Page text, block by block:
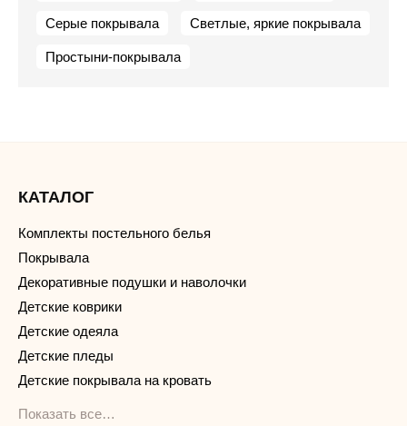
Серые покрывала Светлые, яркие покрывала
Простыни-покрывала
КАТАЛОГ
Комплекты постельного белья
Покрывала
Декоративные подушки и наволочки
Детские коврики
Детские одеяла
Детские пледы
Детские покрывала на кровать
Показать все…